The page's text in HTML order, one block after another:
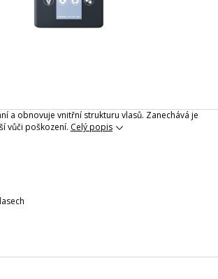
a obnovuje vnitřní strukturu vlasů. Zanechává je
vůči poškození. Celý popis